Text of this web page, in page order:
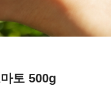
토 500g